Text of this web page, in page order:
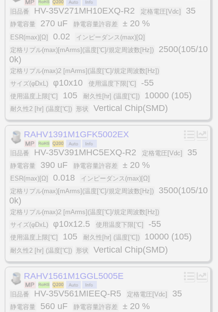
旧品番 HV-35V271MH10EXQ-R2 定格電圧[Vdc] 35
静電容量 270 uF 静電容量許容差 ± 20 %
ESR(max)[Ω] 0.02
インピーダンス(max)[Ω]
定格リプル(max)[mArms](温度[℃]/規定周波数[Hz])
2500(105/10
0k)
定格リプル(max)2 [mArms](温度[℃]/規定周波数[Hz])
サイズ(φDxL)
φ10x10 使用温度下限[℃] -55
使用温度上限[℃] 105 耐久性[hr] (温度[℃]) 10000 (105)
耐久性2 [hr] (温度[℃]) 形状 Vertical Chip(SMD)
RAHV1391M1GFK5002EX
旧品番 HV-35V391MHC5EXQ-R2 定格電圧[Vdc] 35
静電容量 390 uF 静電容量許容差 ± 20 %
ESR(max)[Ω] 0.018
インピーダンス(max)[Ω]
定格リプル(max)[mArms](温度[℃]/規定周波数[Hz])
3500(105/10
0k)
定格リプル(max)2 [mArms](温度[℃]/規定周波数[Hz])
サイズ(φDxL)
φ10x12.5 使用温度下限[℃] -55
使用温度上限[℃] 105 耐久性[hr] (温度[℃]) 10000 (105)
耐久性2 [hr] (温度[℃]) 形状 Vertical Chip(SMD)
RAHV1561M1GGL5005E
旧品番 HV-35V561MIEEQ-R5 定格電圧[Vdc] 35
静電容量 560 uF 静電容量許容差 ± 20 %